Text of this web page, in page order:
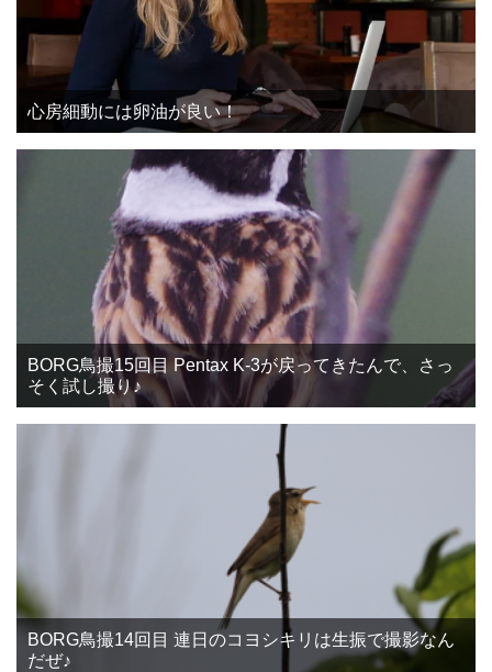
心房細動には卵油が良い！
BORG鳥撮15回目 Pentax K-3が戻ってきたんで、さっ
そく試し撮り♪
BORG鳥撮14回目 連日のコヨシキリは生振で撮影なん
だぜ♪